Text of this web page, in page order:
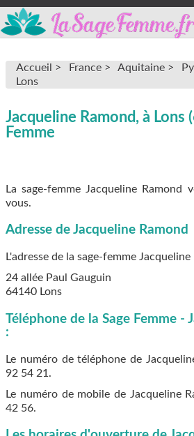
Annuaire des sages-femmes
FAQ
Accueil > France > Aquitaine >
Lons
Jacqueline Ramond, à Lons
Femme
La sage-femme Jacqueline Ramond
vous.
Adresse de Jacqueline Ramond
L'adresse de la sage-femmeJacqueline
24 allée Paul Gauguin
64140 Lons
Téléphone de la Sage Femme -
:
Le numéro de téléphone de
92 54 21 .
Le numéro de mobile de Jacqueline
42 56.